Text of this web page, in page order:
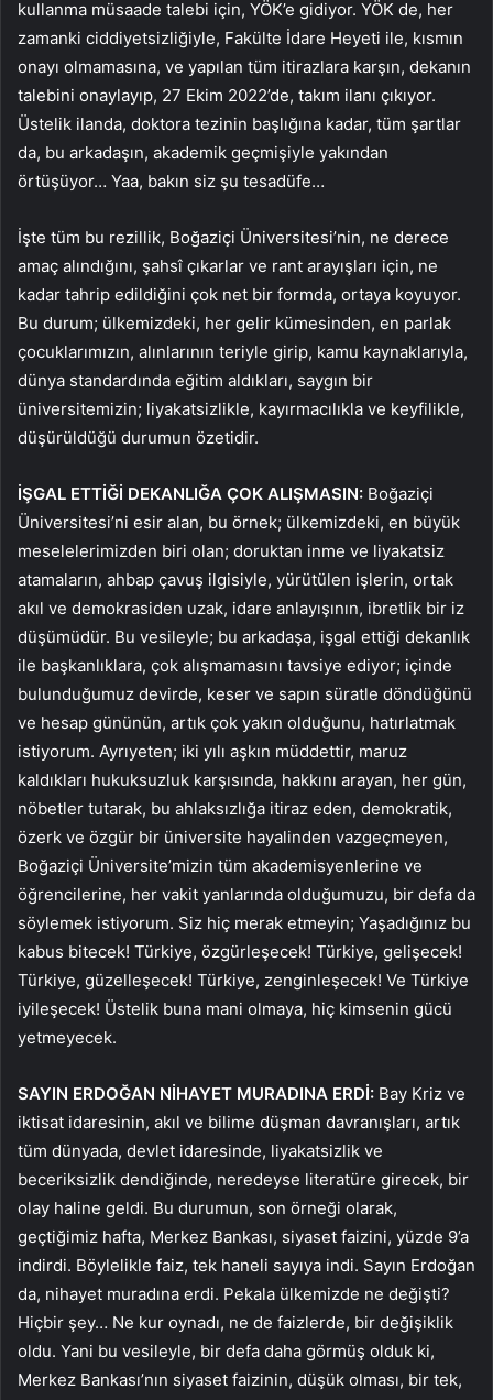
kullanma müsaade talebi için, YÖK’e gidiyor. YÖK de, her
zamanki ciddiyetsizliğiyle, Fakülte İdare Heyeti ile, kısmın
onayı olmamasına, ve yapılan tüm itirazlara karşın, dekanın
talebini onaylayıp, 27 Ekim 2022’de, takım ilanı çıkıyor.
Üstelik ilanda, doktora tezinin başlığına kadar, tüm şartlar
da, bu arkadaşın, akademik geçmişiyle yakından
örtüşüyor… Yaa, bakın siz şu tesadüfe…
İşte tüm bu rezillik, Boğaziçi Üniversitesi’nin, ne derece
amaç alındığını, şahsî çıkarlar ve rant arayışları için, ne
kadar tahrip edildiğini çok net bir formda, ortaya koyuyor.
Bu durum; ülkemizdeki, her gelir kümesinden, en parlak
çocuklarımızın, alınlarının teriyle girip, kamu kaynaklarıyla,
dünya standardında eğitim aldıkları, saygın bir
üniversitemizin; liyakatsizlikle, kayırmacılıkla ve keyfilikle,
düşürüldüğü durumun özetidir.
İŞGAL ETTİĞİ DEKANLIĞA ÇOK ALIŞMASIN: Boğaziçi
Üniversitesi’ni esir alan, bu örnek; ülkemizdeki, en büyük
meselelerimizden biri olan; doruktan inme ve liyakatsiz
atamaların, ahbap çavuş ilgisiyle, yürütülen işlerin, ortak
akıl ve demokrasiden uzak, idare anlayışının, ibretlik bir iz
düşümüdür. Bu vesileyle; bu arkadaşa, işgal ettiği dekanlık
ile başkanlıklara, çok alışmamasını tavsiye ediyor; içinde
bulunduğumuz devirde, keser ve sapın süratle döndüğünü
ve hesap gününün, artık çok yakın olduğunu, hatırlatmak
istiyorum. Ayrıyeten; iki yılı aşkın müddettir, maruz
kaldıkları hukuksuzluk karşısında, hakkını arayan, her gün,
nöbetler tutarak, bu ahlaksızlığa itiraz eden, demokratik,
özerk ve özgür bir üniversite hayalinden vazgeçmeyen,
Boğaziçi Üniversite’mizin tüm akademisyenlerine ve
öğrencilerine, her vakit yanlarında olduğumuzu, bir defa da
söylemek istiyorum. Siz hiç merak etmeyin; Yaşadığınız bu
kabus bitecek! Türkiye, özgürleşecek! Türkiye, gelişecek!
Türkiye, güzelleşecek! Türkiye, zenginleşecek! Ve Türkiye
iyileşecek! Üstelik buna mani olmaya, hiç kimsenin gücü
yetmeyecek.
SAYIN ERDOĞAN NİHAYET MURADINA ERDİ: Bay Kriz ve
iktisat idaresinin, akıl ve bilime düşman davranışları, artık
tüm dünyada, devlet idaresinde, liyakatsizlik ve
beceriksizlik dendiğinde, neredeyse literatüre girecek, bir
olay haline geldi. Bu durumun, son örneği olarak,
geçtiğimiz hafta, Merkez Bankası, siyaset faizini, yüzde 9’a
indirdi. Böylelikle faiz, tek haneli sayıya indi. Sayın Erdoğan
da, nihayet muradına erdi. Pekala ülkemizde ne değişti?
Hiçbir şey… Ne kur oynadı, ne de faizlerde, bir değişiklik
oldu. Yani bu vesileyle, bir defa daha görmüş olduk ki,
Merkez Bankası’nın siyaset faizinin, düşük olması, bir tek,